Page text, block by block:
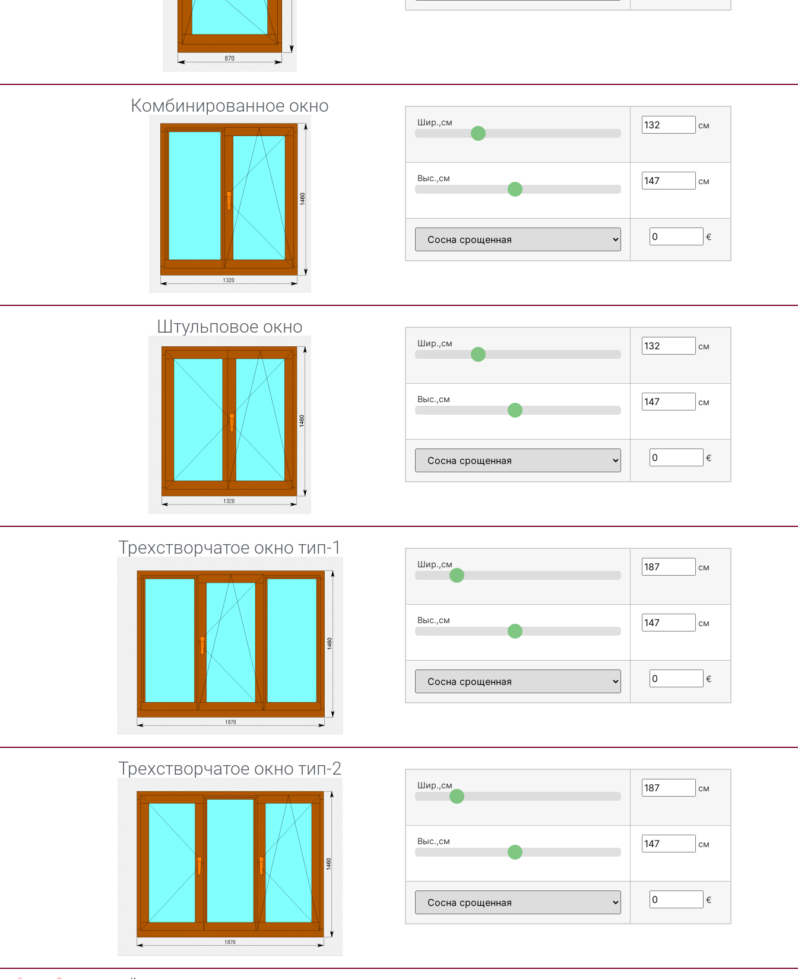
Комбинированное окно
Шир.,см см
Выс.,см см
€
Штульповое окно
Шир.,см см
Выс.,см см
€
Трехстворчатое окно тип-1
Шир.,см см
Выс.,см см
€
Трехстворчатое окно тип-2
Шир.,см см
Выс.,см см
€